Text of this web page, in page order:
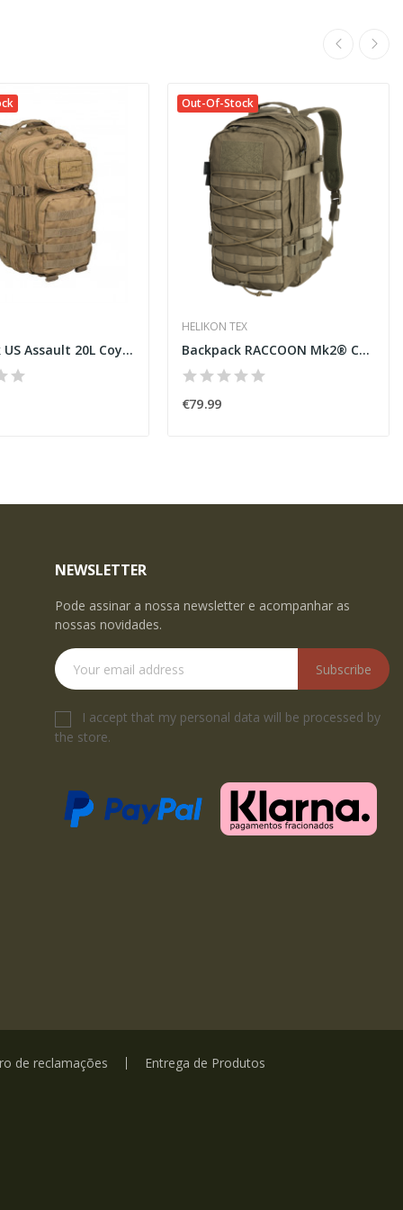
Backpack US Assault 20L Coyote [Miltec]
Out-Of-Stock
HELIKON TEX
Backpack RACCOON Mk2® Cordura® Coyote...
€79.99
NEWSLETTER
Pode assinar a nossa newsletter e acompanhar as
nossas novidades.
Subscribe
I accept that my personal data will be processed by
the store.
de reclamações Entrega de Produtos